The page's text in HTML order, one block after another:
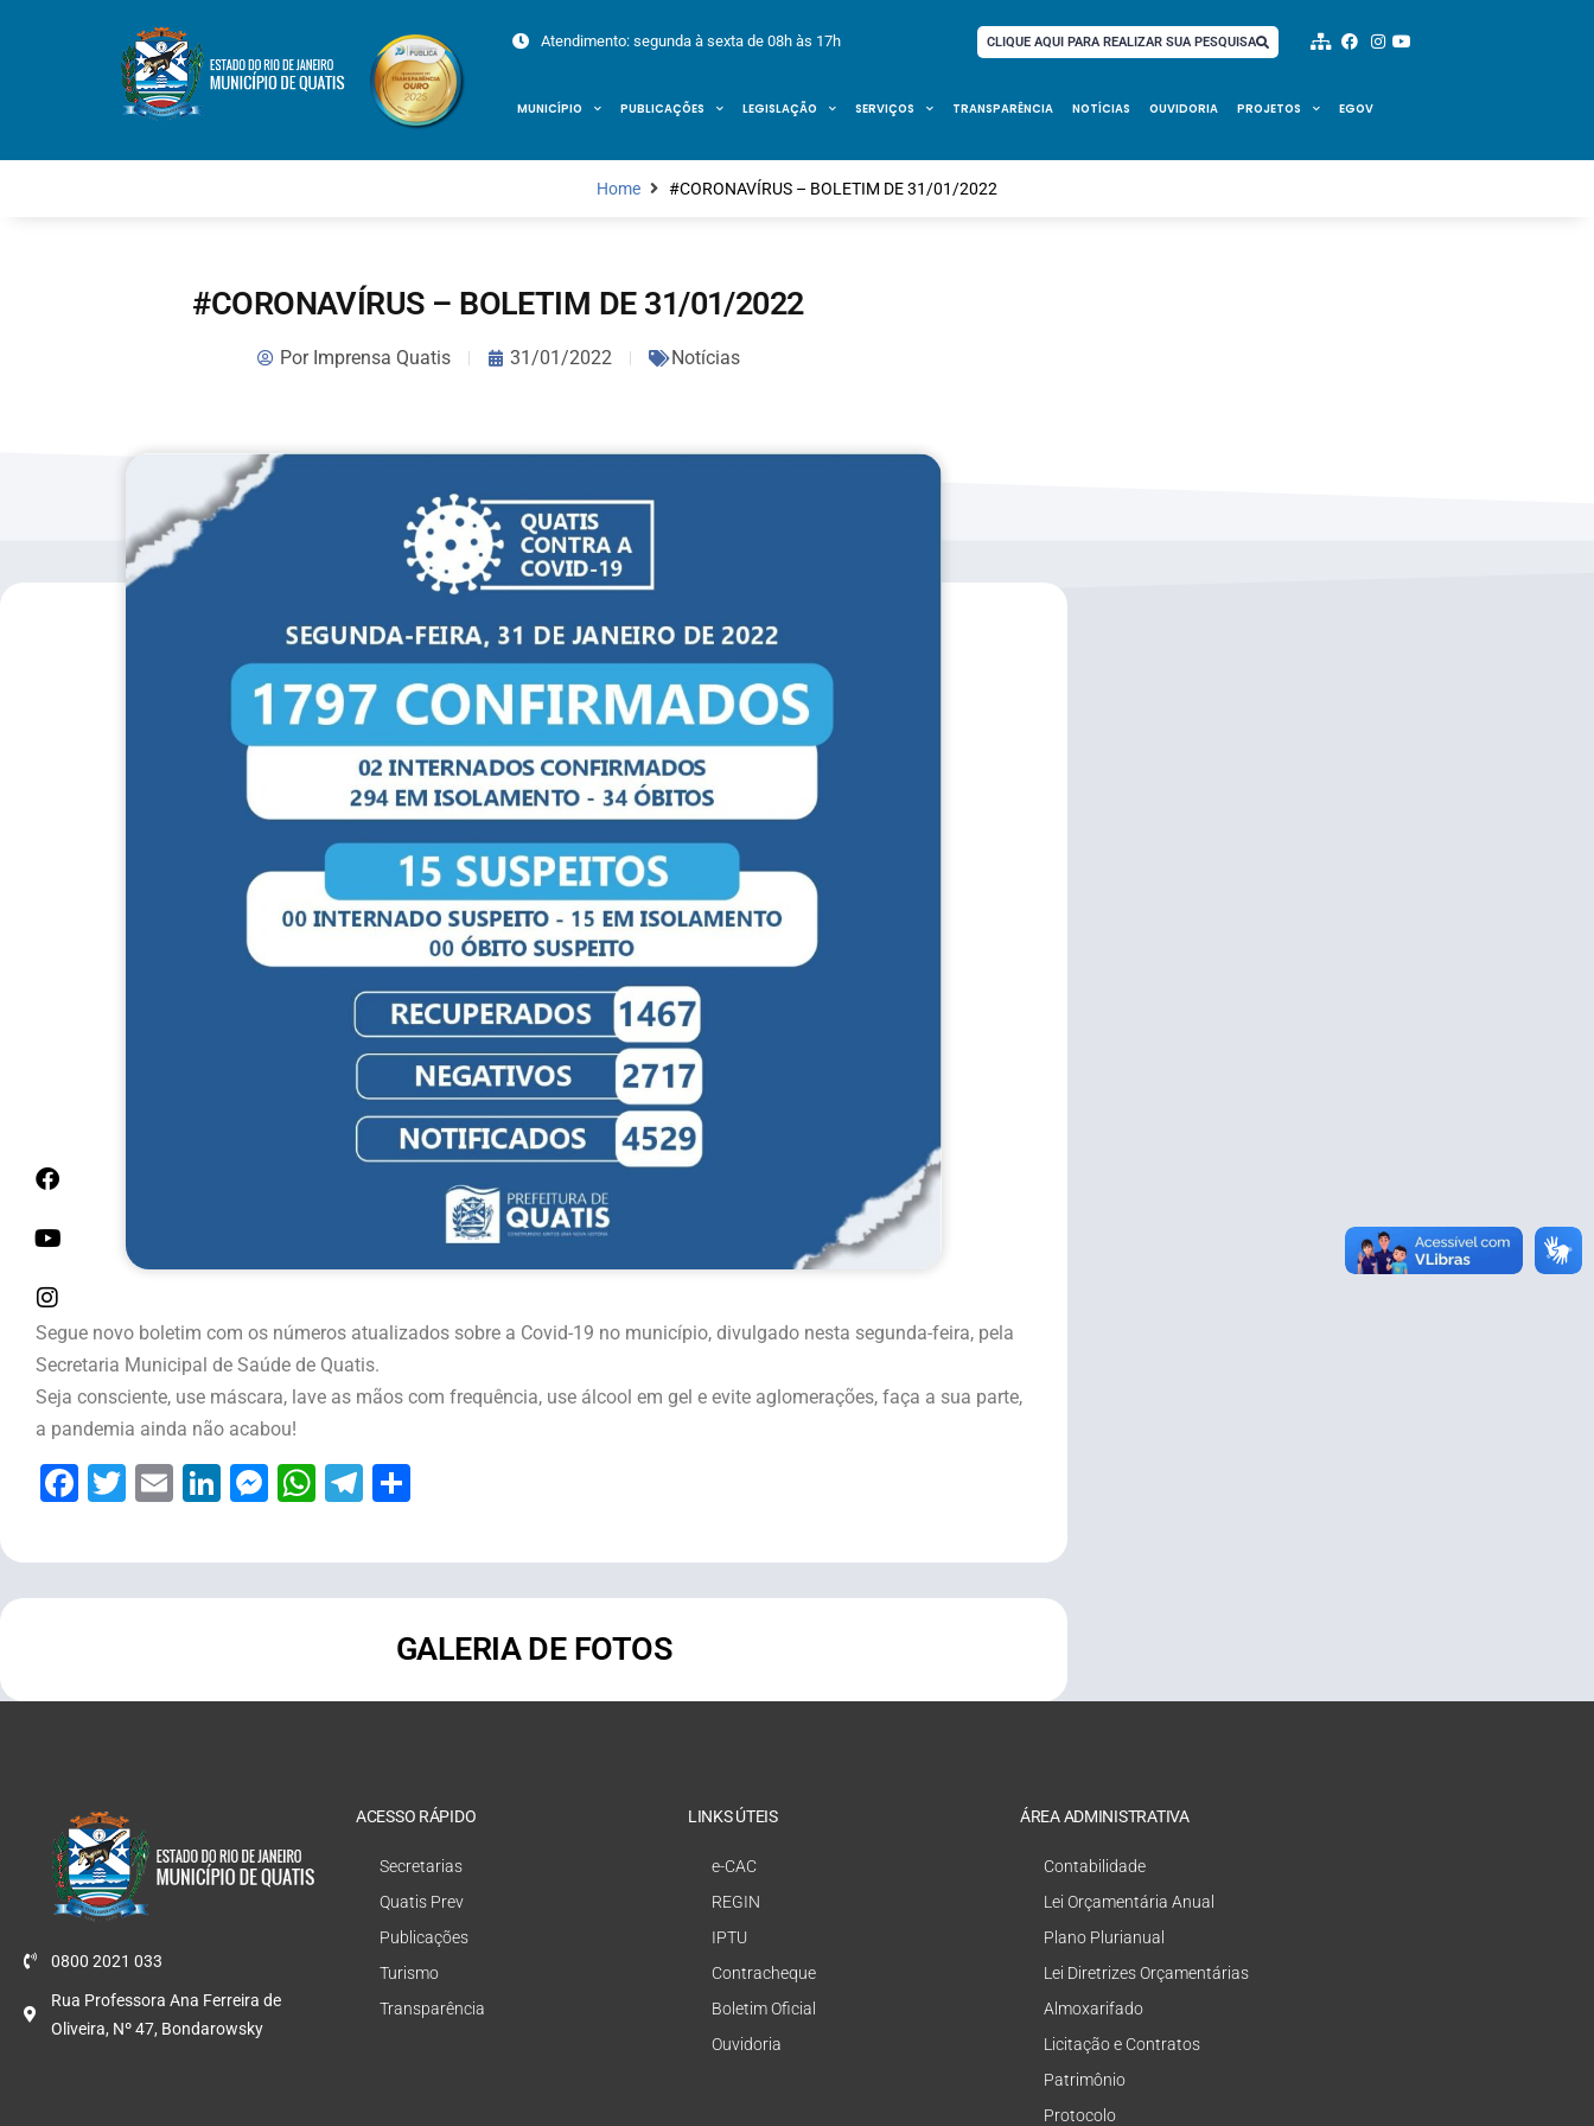
Atendimento: segunda à sexta de 08h às 17h CLIQUE AQUI PARA REALIZAR SUA PESQUISA
MUNICÍPIO PUBLICAÇÕES LEGISLAÇÃO SERVIÇOS TRANSPARÊNCIA NOTÍCIAS OUVIDORIA PROJETOS EGOV
Home #CORONAVÍRUS – BOLETIM DE 31/01/2022
#CORONAVÍRUS – BOLETIM DE 31/01/2022
PorImprensa Quatis 31/01/2022 Notícias
Segue novo boletim com os números atualizados sobre a Covid-19 no município, divulgado nesta segunda-feira, pela
Secretaria Municipal de Saúde de Quatis.
Seja consciente, use máscara, lave as mãos com frequência, use álcool em gel e evite aglomerações, faça a sua parte,
a pandemia ainda não acabou!
Facebook
Twitter
EmailLinkedIn
Messenger
WhatsApp
Telegram
GALERIA DE FOTOS
0800 2021 033
Rua Professora Ana Ferreira de
Oliveira, Nº 47, Bondarowsky
ACESSO RÁPIDO
Secretarias
Quatis Prev
Publicações
Turismo
Transparência
LINKS ÚTEIS
e-CAC
REGIN
IPTU
Contracheque
Boletim Oficial
Ouvidoria
ÁREA ADMINISTRATIVA
Contabilidade
Lei Orçamentária Anual
Plano Plurianual
Lei Diretrizes Orçamentárias
Almoxarifado
Licitação e Contratos
Patrimônio
Protocolo